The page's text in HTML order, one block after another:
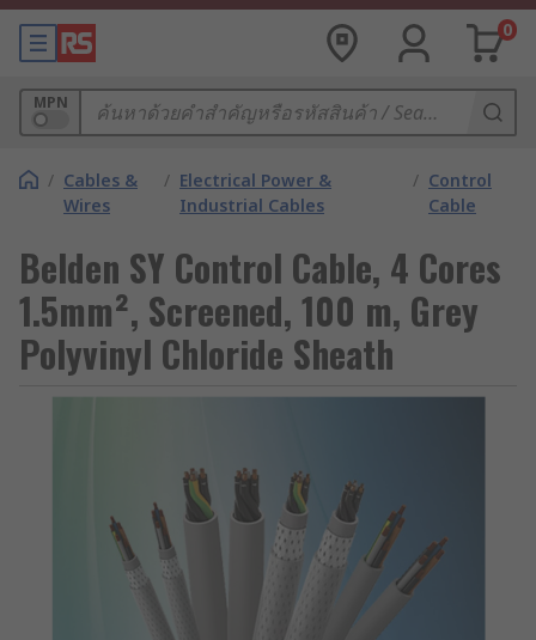
0
MPN
/ Cables &
Wires
/ Electrical Power &
Industrial Cables
/ Control
Cable
Belden SY Control Cable, 4 Cores
1.5mm², Screened, 100 m, Grey
Polyvinyl Chloride Sheath